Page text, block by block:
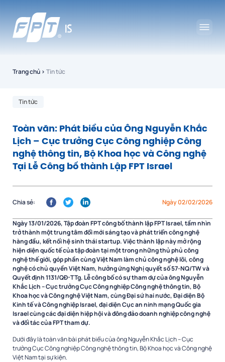
Trang chủ › Tin tức
Tin tức
Toàn văn: Phát biểu của Ông Nguyễn Khắc
Lịch – Cục trưởng Cục Công nghiệp Công
nghệ thông tin, Bộ Khoa học và Công nghệ
Tại Lễ Công bố thành Lập FPT Israel
Ngày 02/02/2026
Chia sẻ:
Ngày 13/01/2026, Tập đoàn FPT công bố thành lập FPT Israel, tầm nhìn
trở thành một trung tâm đổi mới sáng tạo và phát triển công nghệ
hàng đầu, kết nối hệ sinh thái startup. Việc thành lập này mở rộng
hiện diện quốc tế của tập đoàn tại một trong những thủ phủ công
nghệ thế giới, góp phần cùng Việt Nam làm chủ công nghệ lõi, công
nghệ có chủ quyền Việt Nam, hưởng ứng Nghị quyết số 57-NQ/TW và
Quyết định 1131/QĐ-TTg. Lễ công bố có sự tham dự của ông Nguyễn
Khắc Lịch – Cục trưởng Cục Công nghiệp Công nghệ thông tin, Bộ
Khoa học và Công nghệ Việt Nam, cùng Đại sứ hai nước, Đại diện Bộ
Kinh tế và Công nghiệp Israel, đại diện Cục an ninh mạng Quốc gia
Israel cùng các đại diện hiệp hội và đông đảo doanh nghiệp công nghệ
và đối tác của FPT tham dự.
Dưới đây là toàn văn bài phát biểu của ông Nguyễn Khắc Lịch – Cục
trưởng Cục Công nghiệp Công nghệ thông tin, Bộ Khoa học và Công nghệ
Việt Nam tại sự kiện.